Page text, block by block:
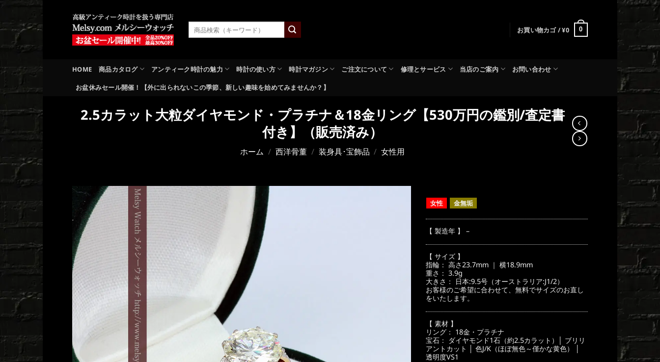
to
お買い物カゴ /¥0 0
HOME 商品カタログ アンティーク時計の魅力 時計の使い方 時計マガジン ご注文について 修理とサービス 当店のご案内 お問い合わせ
お盆休みセール開催！【外に出られないこの季節、新しい趣味を始めてみませんか？】
2.5カラット大粒ダイヤモンド・プラチナ＆18金リング【530万円の鑑別/査定書
付き】（販売済み）
ホーム / 西洋骨董 / 装身具･宝飾品 / 女性用
女性 金無垢
【 製造年 】 –
【 サイズ 】
指輪： 高さ23.7mm ｜ 横18.9mm
重さ： 3.9g
大きさ： 日本:9.5号（オーストラリア:J1/2）
お客様のご希望に合わせて、無料でサイズのお直し
をいたします。
【 素材 】
リング： 18金・プラチナ
宝石： ダイヤモンド1石（約2.5カラット）│ ブリリ
アントカット │ 色J/K（ほぼ無色～僅かな黄色） │
透明度VS1